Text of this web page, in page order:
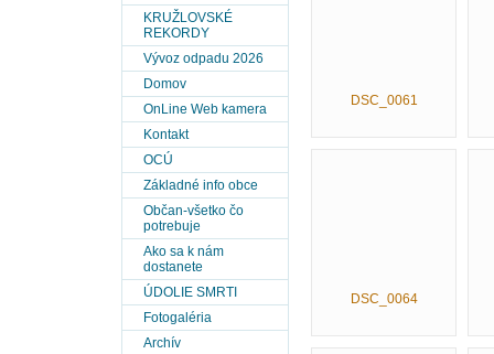
KRUŽLOVSKÉ
REKORDY
Vývoz odpadu 2026
Domov
OnLine Web kamera
Kontakt
OCÚ
Základné info obce
Občan-všetko čo
potrebuje
Ako sa k nám
dostanete
ÚDOLIE SMRTI
Fotogaléria
Archív
DSC_0061
DSC_0064